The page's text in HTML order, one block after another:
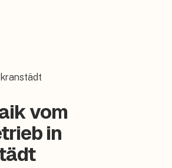
vom
in